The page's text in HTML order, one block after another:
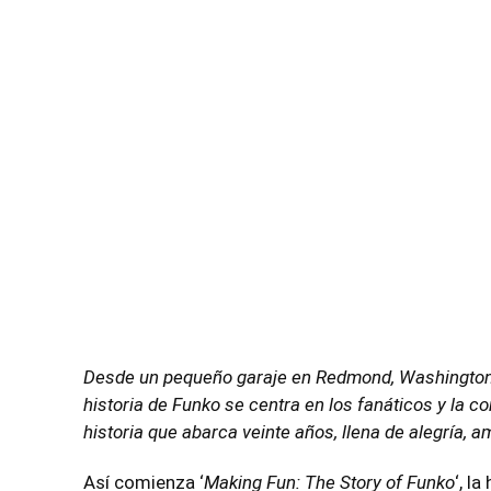
Desde un pequeño garaje en Redmond,
historia de Funko se centra en los fanáticos y la
historia que abarca veinte años, llena de alegría,
Así comienza ‘Making Fun: The Story of Funko‘,